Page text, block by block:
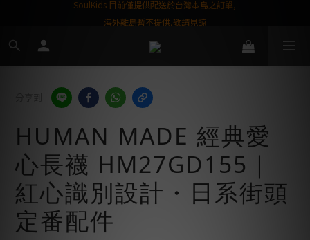
HUMAN MADE 經典愛
心長襪 HM27GD155｜
紅心識別設計・日系街頭
定番配件
屬購物金❤️
SoulKids 目前僅提供配送於台灣本島之訂單,
海外離島暫不提供,敬請見諒